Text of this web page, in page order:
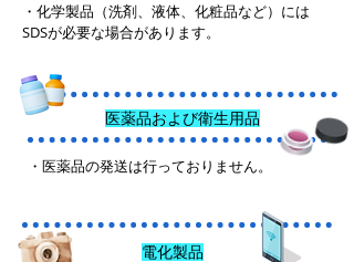
・化学製品（洗剤、液体、化粧品など）には
SDSが必要な場合があります。
医薬品および衛生用品
・医薬品の発送は行っておりません。
電化製品